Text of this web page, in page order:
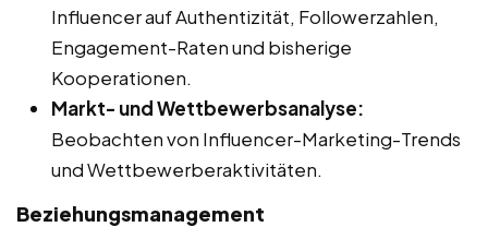
Influencer auf Authentizität, Followerzahlen,
Engagement-Raten und bisherige
Kooperationen.
Markt- und Wettbewerbsanalyse:
Beobachten von Influencer-Marketing-Trends
und Wettbewerberaktivitäten.
Beziehungsmanagement